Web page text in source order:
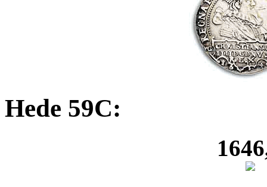
Hede 59C: